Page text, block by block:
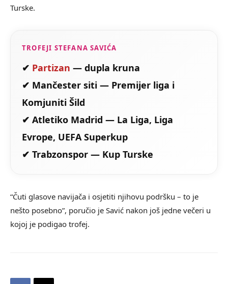
Turske.
TROFEJI STEFANA SAVIĆA
✔ Partizan — dupla kruna
✔ Mančester siti — Premijer liga i
Komjuniti Šild
✔ Atletiko Madrid — La Liga, Liga
Evrope, UEFA Superkup
✔ Trabzonspor — Kup Turske
“Čuti glasove navijača i osjetiti njihovu podršku – to je
nešto posebno”, poručio je Savić nakon još jedne večeri u
kojoj je podigao trofej.